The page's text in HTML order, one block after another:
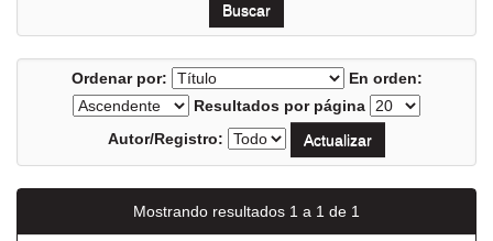
Ordenar por:
En orden:
Resultados por página
Autor/Registro:
Mostrando resultados 1 a 1 de 1